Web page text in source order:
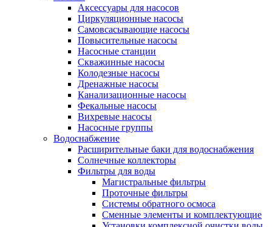
Аксессуары для насосов
Циркуляционные насосы
Самовсасывающие насосы
Повысительные насосы
Насосные станции
Скважинные насосы
Колодезные насосы
Дренажные насосы
Канализационные насосы
Фекальные насосы
Вихревые насосы
Насосные группы
Водоснабжение
Расширительные баки для водоснабжения
Солнечные коллекторы
Фильтры для воды
Магистральные фильтры
Проточные фильтры
Системы обратного осмоса
Сменные элементы и комплектующие